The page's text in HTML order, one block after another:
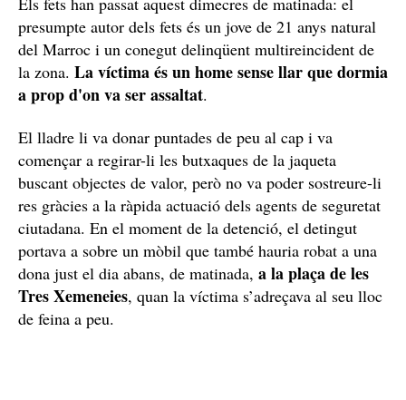
presumpte autor dels fets és un jove de 21 anys natural
del Marroc i un conegut delinqüent multireincident de
la zona. La víctima és un home sense llar que dormia
a prop d'on va ser assaltat.
El lladre li va donar puntades de peu al cap i va
començar a regirar-li les butxaques de la jaqueta
buscant objectes de valor, però no va poder sostreure-li
res gràcies a la ràpida actuació dels agents de seguretat
ciutadana. En el moment de la detenció, el detingut
portava a sobre un mòbil que també hauria robat a una
dona just el dia abans, de matinada, a la plaça de les
Tres Xemeneies, quan la víctima s’adreçava al seu lloc
de feina a peu.